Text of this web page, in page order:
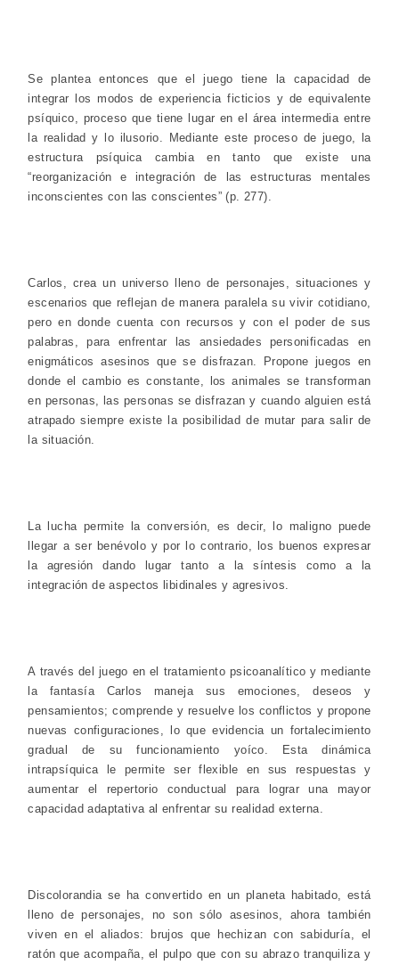
Se plantea entonces que el juego tiene la capacidad de
integrar los modos de experiencia ficticios y de equivalente
psíquico, proceso que tiene lugar en el área intermedia entre
la realidad y lo ilusorio. Mediante este proceso de juego, la
estructura psíquica cambia en tanto que existe una
“reorganización e integración de las estructuras mentales
inconscientes con las conscientes” (p. 277).
Carlos, crea un universo lleno de personajes, situaciones y
escenarios que reflejan de manera paralela su vivir cotidiano,
pero en donde cuenta con recursos y con el poder de sus
palabras, para enfrentar las ansiedades personificadas en
enigmáticos asesinos que se disfrazan. Propone juegos en
donde el cambio es constante, los animales se transforman
en personas, las personas se disfrazan y cuando alguien está
atrapado siempre existe la posibilidad de mutar para salir de
la situación.
La lucha permite la conversión, es decir, lo maligno puede
llegar a ser benévolo y por lo contrario, los buenos expresar
la agresión dando lugar tanto a la síntesis como a la
integración de aspectos libidinales y agresivos.
A través del juego en el tratamiento psicoanalítico y mediante
la fantasía Carlos maneja sus emociones, deseos y
pensamientos; comprende y resuelve los conflictos y propone
nuevas configuraciones, lo que evidencia un fortalecimiento
gradual de su funcionamiento yoíco. Esta dinámica
intrapsíquica le permite ser flexible en sus respuestas y
aumentar el repertorio conductual para lograr una mayor
capacidad adaptativa al enfrentar su realidad externa.
Discolorandia se ha convertido en un planeta habitado, está
lleno de personajes, no son sólo asesinos, ahora también
viven en el aliados: brujos que hechizan con sabiduría, el
ratón que acompaña, el pulpo que con su abrazo tranquiliza y